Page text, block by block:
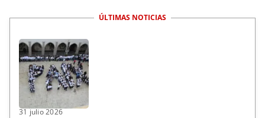
ÚLTIMAS NOTICIAS
31 julio 2026